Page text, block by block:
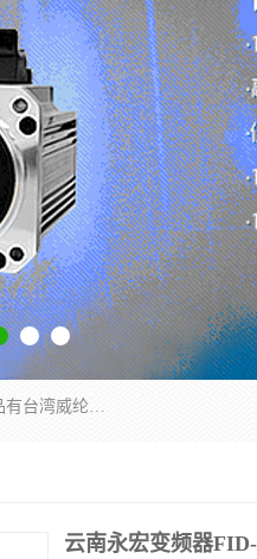
厦门晶鼎自动化科技有限公司是一家具有独立法人资格的高新技术企业；代理销售的产品有台湾威纶触摸屏，魏德米勒全系列，永宏触摸屏,威纶触摸屏,台湾威纶weinview触摸屏,台湾永宏PLC，FATEK,永宏伺服,图儿克总线，施耐德，欧姆龙，西门子，富士变频，K&N蓝系列， BUSSMANN，松下变频器，丹佛斯变频器等。
云南永宏变频器